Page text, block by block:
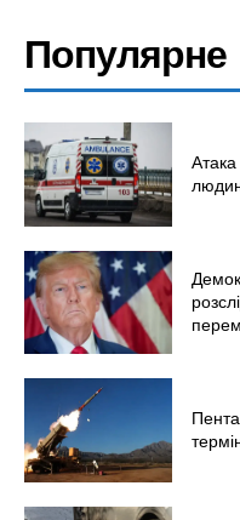
Популярне